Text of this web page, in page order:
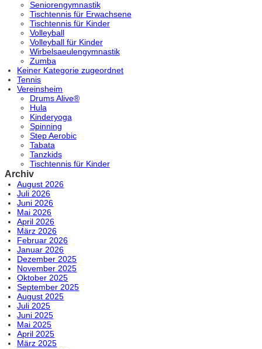
Seniorengymnastik
Tischtennis für Erwachsene
Tischtennis für Kinder
Volleyball
Volleyball für Kinder
Wirbelsaeulengymnastik
Zumba
Keiner Kategorie zugeordnet
Tennis
Vereinsheim
Drums Alive®
Hula
Kinderyoga
Spinning
Step Aerobic
Tabata
Tanzkids
Tischtennis für Kinder
Archiv
August 2026
Juli 2026
Juni 2026
Mai 2026
April 2026
März 2026
Februar 2026
Januar 2026
Dezember 2025
November 2025
Oktober 2025
September 2025
August 2025
Juli 2025
Juni 2025
Mai 2025
April 2025
März 2025